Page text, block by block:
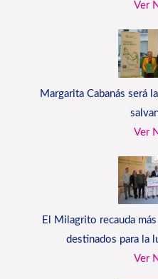
Ver
Margarita Cabanás será
Ver
El Milagrito recauda
destinados para la
Ver